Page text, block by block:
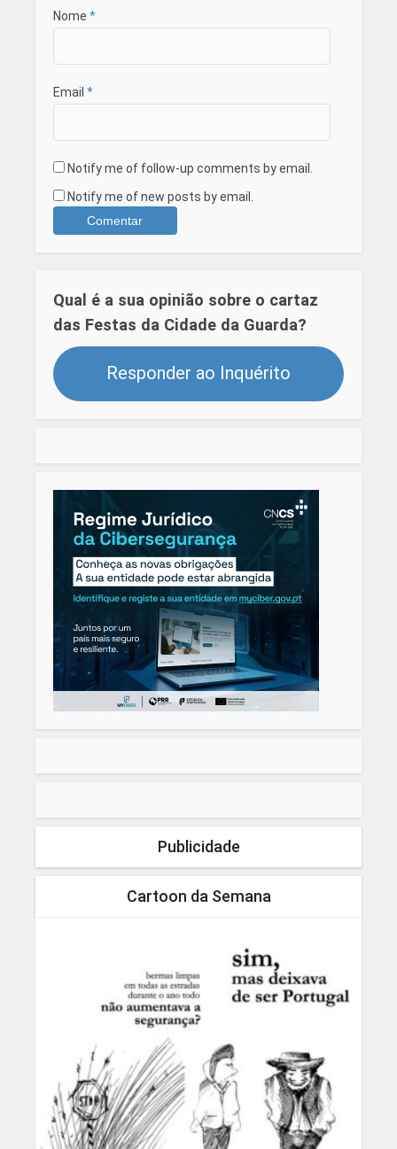
Nome *
Email *
Notify me of follow-up comments by email.
Notify me of new posts by email.
Qual é a sua opinião sobre o cartaz
das Festas da Cidade da Guarda?
Responder ao Inquérito
Publicidade
Cartoon da Semana